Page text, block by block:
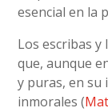
esencial en la
Los escribas
que, aunque
y puras, en
inmorales (